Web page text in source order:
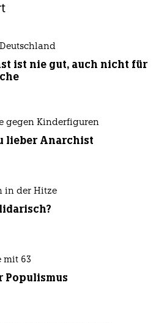
ist nie gut, auch nicht für
gegen Kinderfiguren
lieber Anarchist
in der Hitze
mit 63
Populismus